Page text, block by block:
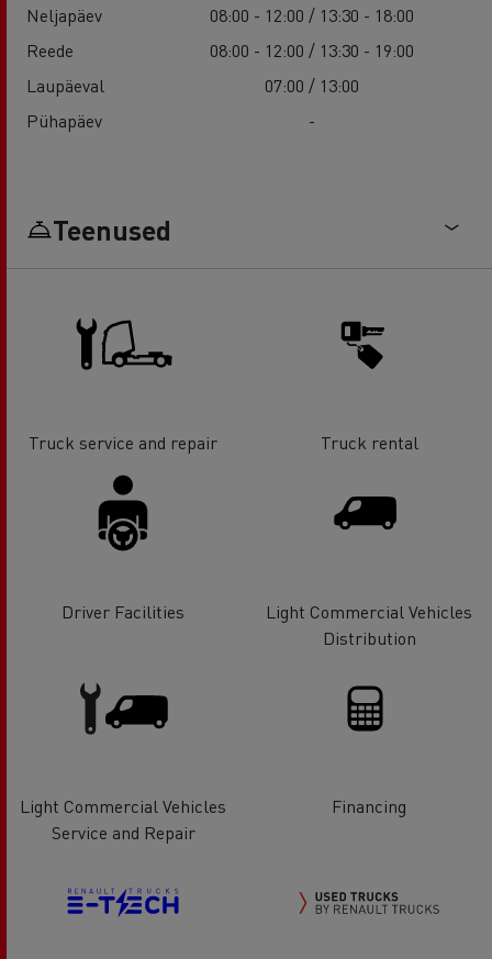
Neljapäev
08:00 - 12:00 / 13:30 - 18:00
Reede
08:00 - 12:00 / 13:30 - 19:00
Laupäeval
07:00 / 13:00
Pühapäev
-
Teenused
Truck service and repair Truck rental
Driver Facilities
Light Commercial Vehicles
Distribution
Light Commercial Vehicles
Service and Repair
Financing